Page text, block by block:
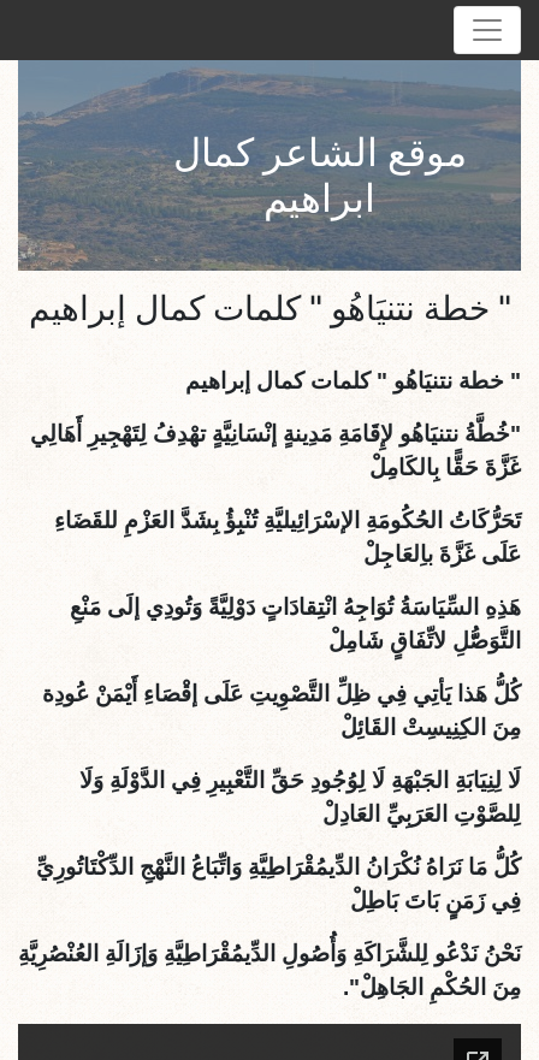
موقع الشاعر كمال
ابراهيم
" خطة نتنيَاهُو " كلمات كمال إبراهيم
" خطة نتنيَاهُو " كلمات كمال إبراهيم
"خُطَّةُ نتنيَاهُو لإِقَامَةِ مَدِينةٍ إنْسَانِيَّةٍ تهْدِفُ لِتَهْجِيرِ أَهَالِي
غَزَّةَ حَقًّا بِالكَامِلْ
تَحَرُّكَاتُ الحُكُومَةِ الإسْرَائِيليَّةِ تُنْبِِؤُ بِشَدَّ العَزْمِ للقَضَاءِ
عَلَى غَزَّةَ باِلعَاجِلْ
هَذِهِ السِّيَاسَةُ تُوَاجِهُ انْتِقادَاتٍ دَوْلِيَّةً وَتُودِي إلَى مَنْعِ
التَّوَصُّّلِ لاتِّفَاقٍ شَامِلْ
كُلُّ هَذا يَأتِي فِي ظِلِّ التَّصْوِيتِ عَلَى إقْصَاءِ أَيْمَنْ عُودِة
مِنَ الكِنِيسِتْ القَائِلْ
لَا لِنِيَابَةِ الجَبْهَةِ لَا لِوُجُودِ حَقِّ التَّعْبِيرِ فِي الدَّوْلَةِ وَلَا
لِلصَّوْتِ العَرَبِيِّ العَادِلْ
كُلُّ مَا نَرَاهُ نُكْرَانُ الدِّيمُقْرَاطِيَّةِ وَاتِّبَاعُ النَّهْجِ الدِّكْتَاتُورِيِّ
فِي زَمَنٍِ بَاتَ بَاطِلْ
نَحْنُ نَدْعُو لِلشَّرَاكَةِ وَأُصُولِ الدِّيمُقْرَاطِيَّةِ وَإزَالَةِ العُنْصُرِيَّةِ
مِنَ الحُكْمِ الجَاهِلْ".